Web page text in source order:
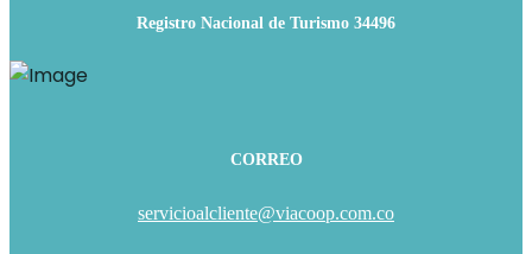
Registro Nacional de Turismo 34496
CORREO
servicioalcliente@viacoop.com.co